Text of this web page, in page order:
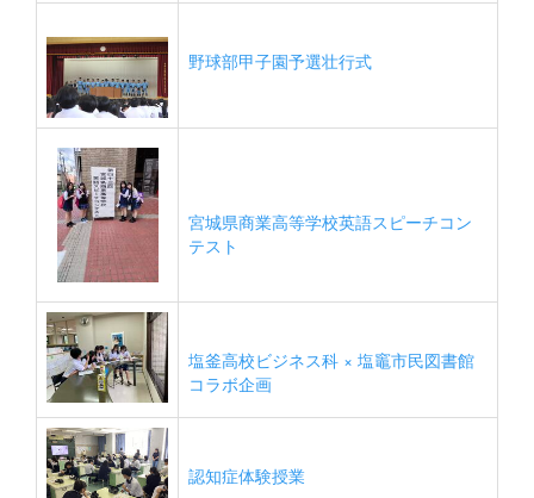
野球部甲子園予選壮行式
宮城県商業高等学校英語スピーチコン
テスト
塩釜高校ビジネス科 × 塩竈市民図書館
コラボ企画
認知症体験授業